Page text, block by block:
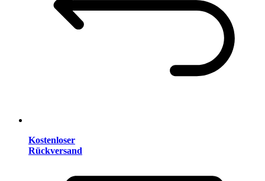
Kostenloser
Rückversand